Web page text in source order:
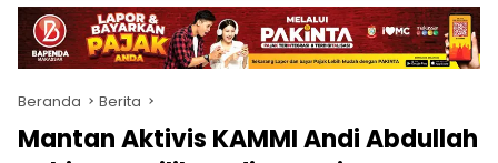
Beranda Berita
Mantan Aktivis KAMMI Andi Abdullah